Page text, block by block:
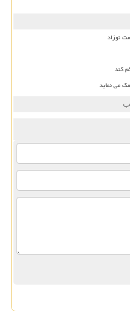
نوزاد
می نماید